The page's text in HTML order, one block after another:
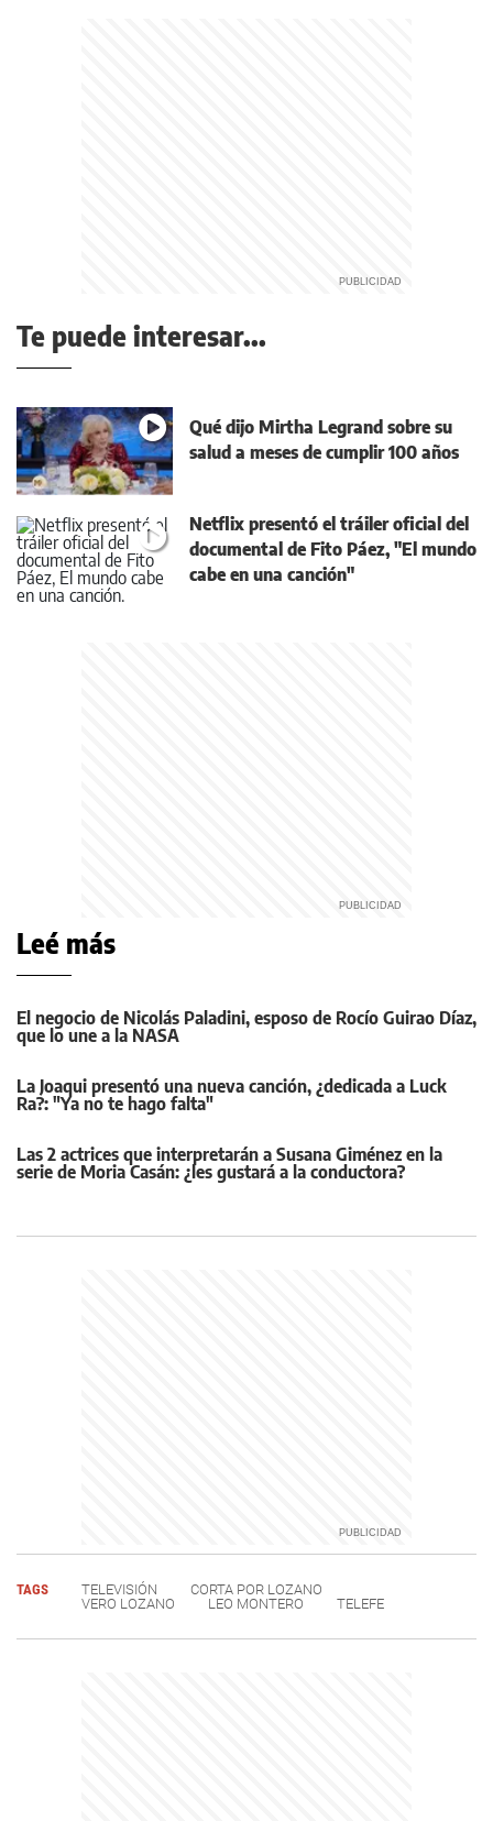
Te puede interesar...
Qué dijo Mirtha Legrand sobre su
salud a meses de cumplir 100 años
Netflix presentó el tráiler oficial del
documental de Fito Páez, "El mundo
cabe en una canción"
Leé más
El negocio de Nicolás Paladini, esposo de Rocío Guirao Díaz,
que lo une a la NASA
La Joaqui presentó una nueva canción, ¿dedicada a Luck
Ra?: "Ya no te hago falta"
Las 2 actrices que interpretarán a Susana Giménez en la
serie de Moria Casán: ¿les gustará a la conductora?
TAGS TELEVISIÓN
CORTA POR LOZANO
VERO LOZANO
LEO MONTERO TELEFE